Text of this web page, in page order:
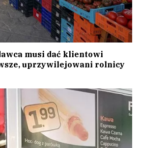
musi dać klientowi
uprzywilejowani rolnicy